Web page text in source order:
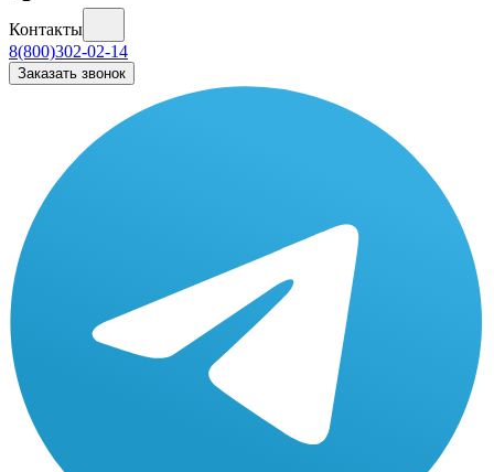
Контакты
8(800)302-02-14
Заказать звонок